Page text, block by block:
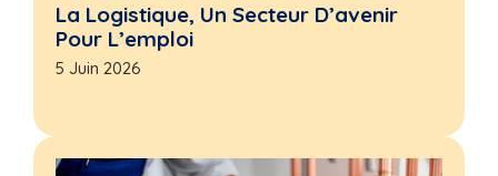
La Logistique, Un Secteur D’avenir
Pour L’emploi
5 Juin 2026